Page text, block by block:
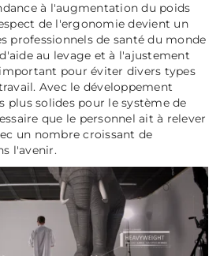
à l'augmentation du poids
de l'ergonomie devient un
professionnels de santé du monde
au levage et à l'ajustement
pour éviter divers types
Avec le développement
plus solides pour le système de
que le personnel ait à relever
un nombre croissant de
l'avenir.